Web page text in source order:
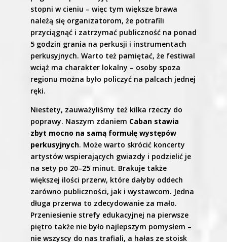
stopni w cieniu – więc tym większe brawa
należą się organizatorom, że potrafili
przyciągnąć i zatrzymać publiczność na ponad
5 godzin grania na perkusji i instrumentach
perkusyjnych. Warto też pamiętać, że festiwal
wciąż ma charakter lokalny – osoby spoza
regionu można było policzyć na palcach jednej
ręki.
Niestety, zauważyliśmy też kilka rzeczy do
poprawy. Naszym zdaniem Caban stawia
zbyt mocno na samą formułę występów
perkusyjnych. Może warto skrócić koncerty
artystów wspierających gwiazdy i podzielić je
na sety po 20–25 minut. Brakuje także
większej ilości przerw, które dałyby oddech
zarówno publiczności, jak i wystawcom. Jedna
długa przerwa to zdecydowanie za mało.
Przeniesienie strefy edukacyjnej na pierwsze
piętro także nie było najlepszym pomysłem –
nie wszyscy do nas trafiali, a hałas ze stoisk